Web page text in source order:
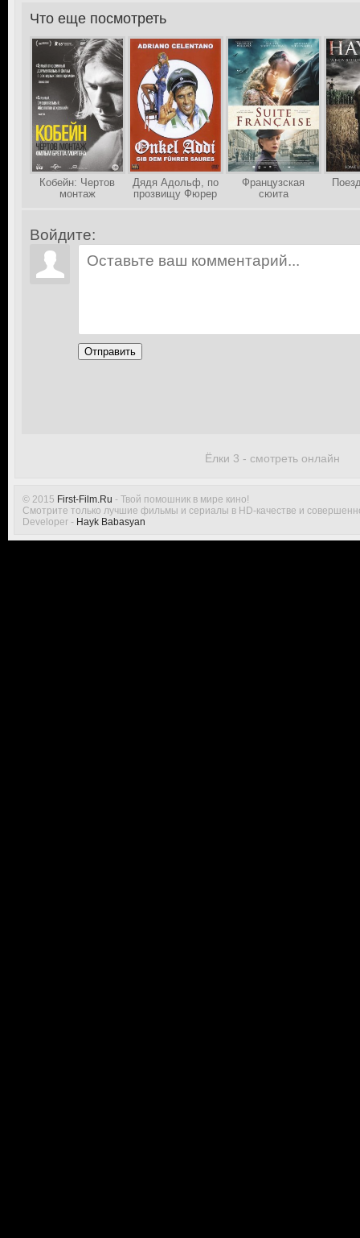
Ёлки 3 - смотреть онлайн
>Что еще посмотреть
Кобейн: Чертов
монтаж
Дядя Адольф, по
прозвищу Фюрер
Французская
сюита
Войдите:
Отправить
© 2015 First-Film.Ru - Твой помошник в мире кино!
Смотрите только лучшие фильмы и сериалы в HD-качестве и
Developer - Hayk Babasyan